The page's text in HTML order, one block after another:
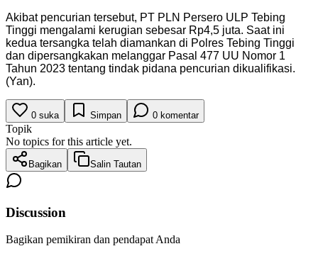
Akibat pencurian tersebut, PT PLN Persero ULP Tebing
Tinggi mengalami kerugian sebesar Rp4,5 juta. Saat ini
kedua tersangka telah diamankan di Polres Tebing Tinggi
dan dipersangkakan melanggar Pasal 477 UU Nomor 1
Tahun 2023 tentang tindak pidana pencurian dikualifikasi.
(Yan).
0 suka Simpan 0 komentar
Topik
No topics for this article yet.
Bagikan Salin Tautan
Discussion
Bagikan pemikiran dan pendapat Anda